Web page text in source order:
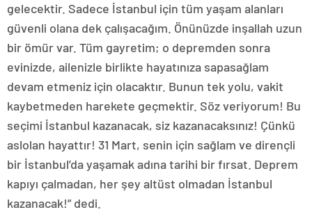
gelecektir. Sadece İstanbul için tüm yaşam alanları
güvenli olana dek çalışacağım. Önünüzde inşallah uzun
bir ömür var. Tüm gayretim; o depremden sonra
evinizde, ailenizle birlikte hayatınıza sapasağlam
devam etmeniz için olacaktır. Bunun tek yolu, vakit
kaybetmeden harekete geçmektir. Söz veriyorum! Bu
seçimi İstanbul kazanacak, siz kazanacaksınız! Çünkü
aslolan hayattır! 31 Mart, senin için sağlam ve dirençli
bir İstanbul’da yaşamak adına tarihi bir fırsat. Deprem
kapıyı çalmadan, her şey altüst olmadan İstanbul
kazanacak!” dedi.